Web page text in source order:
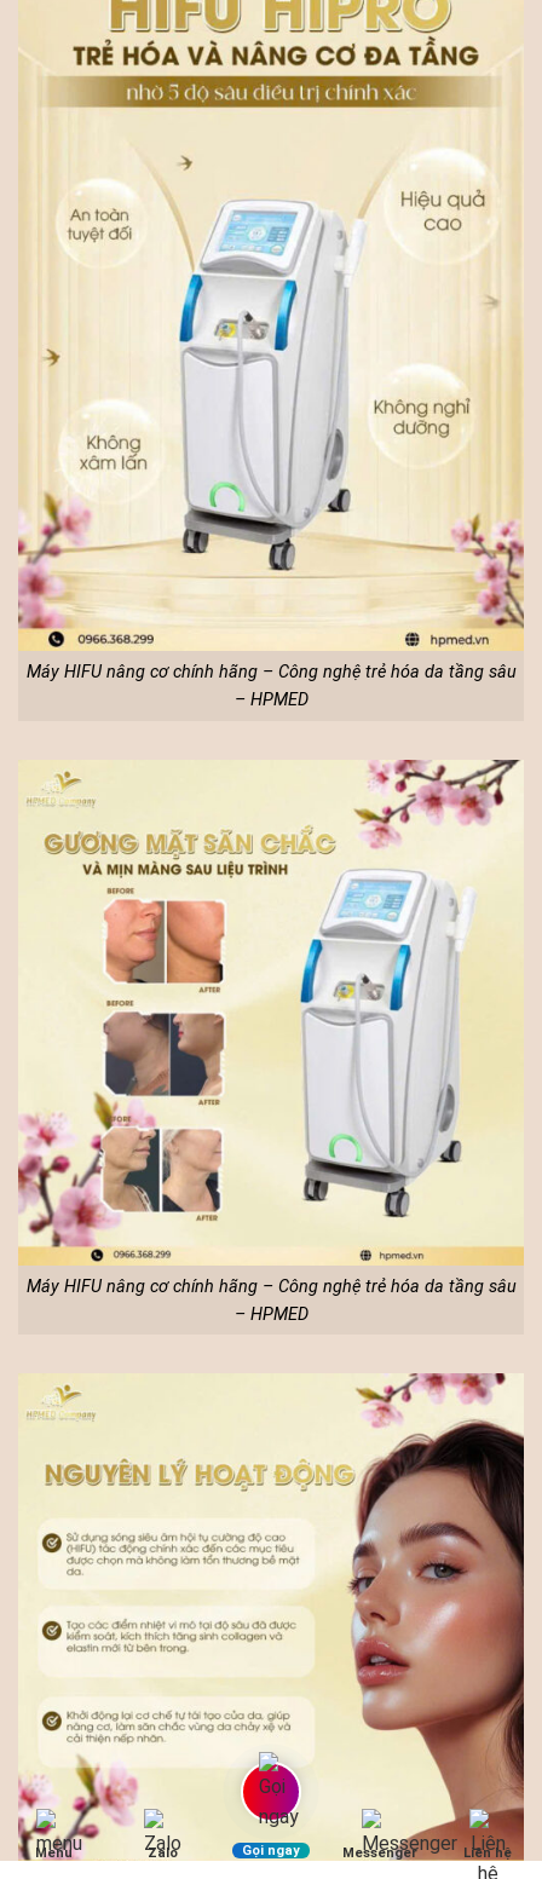
Máy HIFU nâng cơ chính hãng – Công nghệ trẻ hóa da tầng sâu
– HPMED
Máy HIFU nâng cơ chính hãng – Công nghệ trẻ hóa da tầng sâu
– HPMED
Menu Zalo Gọi ngay Messenger Liên hệ